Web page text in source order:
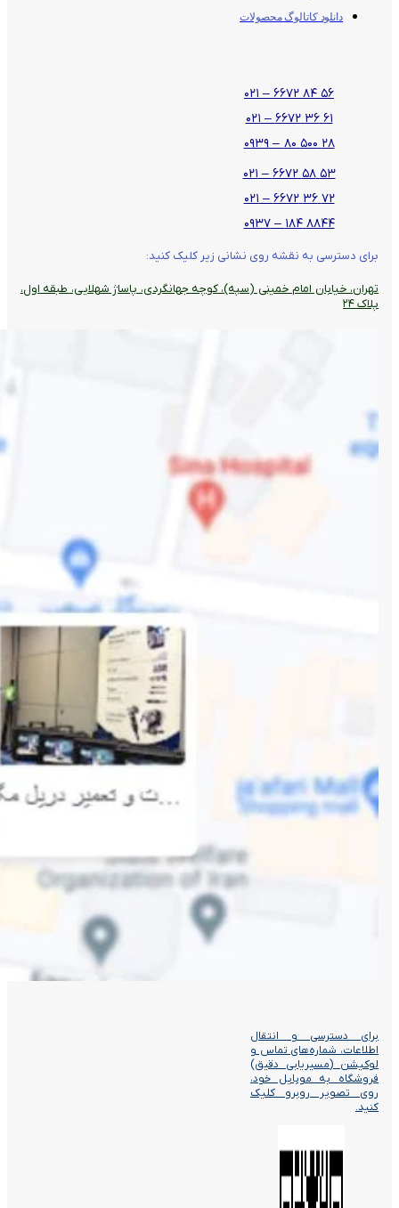
دانلود کاتالوگ محصولات
۵۶ ۸۴ ۶۶۷۲ – ۰۲۱
۶۱ ۳۶ ۶۶۷۲ – ۰۲۱
۲۸ ۵۰۰ ۸۰ – ۰۹۳۹
۵۳ ۵۸ ۶۶۷۲ – ۰۲۱
۷۲ ۳۶ ۶۶۷۲ – ۰۲۱
۸۸۴۴ ۱۸۴ – ۰۹۳۷
برای دسترسی به نقشه روی نشانی زیر کلیک کنید:
تهران، خیابان امام خمینی (سپه)، کوچه جهانگردی،‌ پاساژ شهلایی، طبقه اول،
پلاک ۲۴
برای دسترسی و انتقال
اطلاعات، شماره‌های تماس و
لوکیشن (مسیریابی دقیق)
فروشگاه به موبایل خود،
روی تصویر روبرو کلیک
کنید.